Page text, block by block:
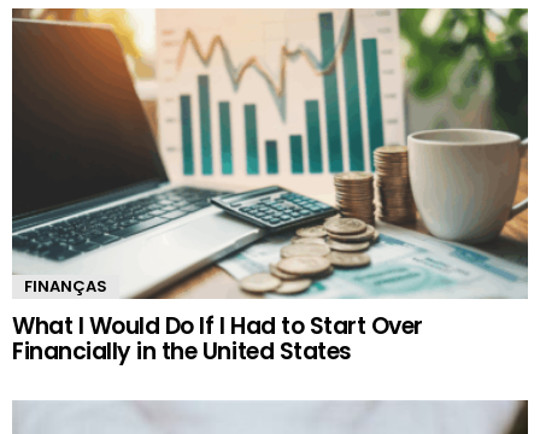
FINANÇAS
What I Would Do If I Had to Start Over
Financially in the United States